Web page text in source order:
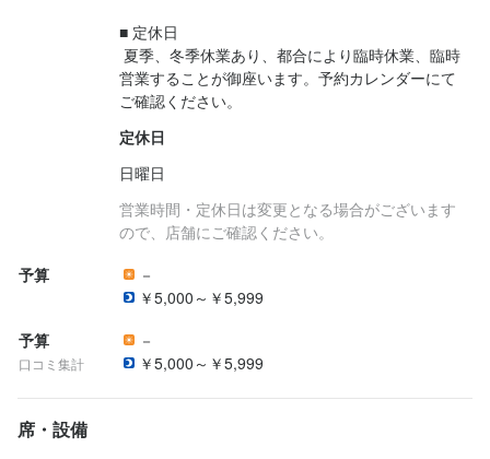
■ 定休日
営業することが御座います。予約カレンダーにて
ご確認ください。
定休日
日曜日
営業時間・定休日は変更となる場合がございます
ので、店舗にご確認ください。
予算
－
￥5,000～￥5,999
予算
口コミ集計
－
￥5,000～￥5,999
席・設備